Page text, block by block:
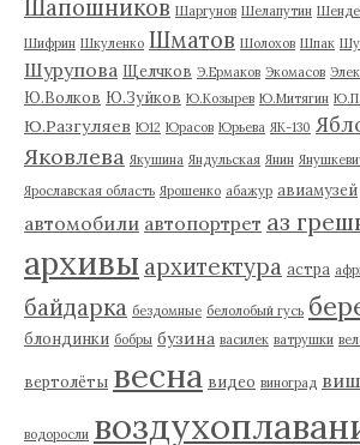
Шапошников Шаргунов Шелапутин
Шифрин Шкуленко Шматов Шолохов Шпак
Шурупова Щелчков Э.Ермаков Экомасов
Ю.Волков Ю.Зуйков Ю.Козырев Ю.Митягин
Ю.Разгуляев Ю12 Юрасов Юрьева ЯК-130
Яковлева Якушина Яндульская Янин
Ярославская область Ярошенко абажур авиамузей
автомобили автопортрет аз
архивы архитектура астра
байдарка бездомные белолобый гусь
блондинки бобры бузина василек ватрушки
вертолёты весна видео виноград
водоросли